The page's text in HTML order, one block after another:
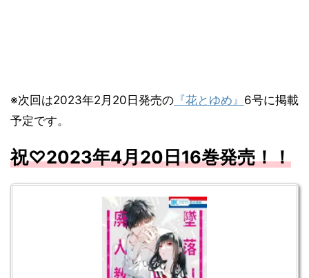
※次回は2023年2月20日発売の 『花とゆめ』 6号に掲載
予定です。
祝♡2023年4月20日16巻発売！！